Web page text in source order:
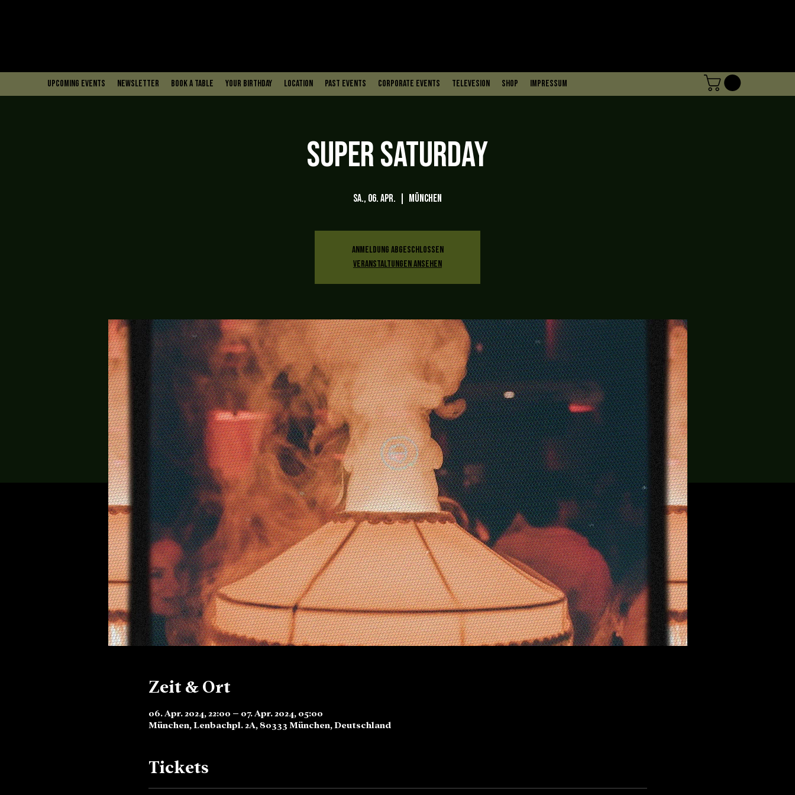
upcoming events Newsletter book a table Your Birthday Location PAST EVENTS Corporate Events Televesion Shop Impressum
Super Saturday
Sa., 06. Apr. München
Anmeldung abgeschlossen
Veranstaltungen ansehen
Zeit & Ort
06. Apr. 2024, 22:00 – 07. Apr. 2024, 05:00
München, Lenbachpl. 2A, 80333 München, Deutschland
Tickets